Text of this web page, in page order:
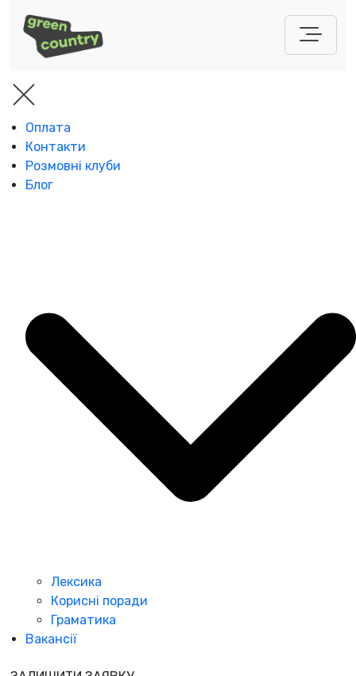
Оплата
Контакти
Розмовні клуби
Блог
Лексика
Корисні поради
Граматика
Вакансії